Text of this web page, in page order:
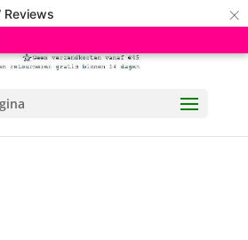
Reviews ×